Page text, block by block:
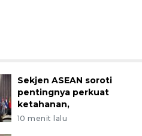
Sekjen ASEAN soroti
pentingnya perkuat
ketahanan,
10 menit lalu